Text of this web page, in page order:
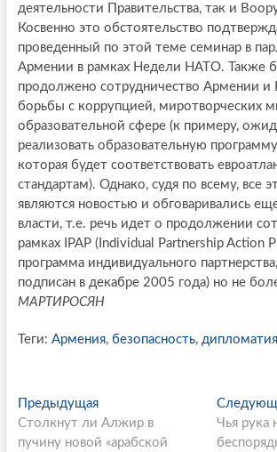
деятельности Правительства, так и
Косвенно это обстоятельство
проведенный по этой теме семинар в
Армении в рамках Недели НАТО. Также
продолжено сотрудничество Армении и
борьбы с коррупцией, миротворческих
образовательной сфере (к примеру,
реализовать образовательную
которая будет соответствовать
стандартам). Однако, судя по всему, все
являются новостью и обговаривались
власти, т.е. речь идет о продолжении
рамках IPAP (Individual Partnership Action
программа индивидуального
подписан в декабре 2005 года) но не
МАРТИРОСЯН
Теги: Армения, безопасность, дипломатия
P
o
ПредыдущаяП
р
е
Столкнут ли Алжир в
пучину новой «арабской
Чья рука